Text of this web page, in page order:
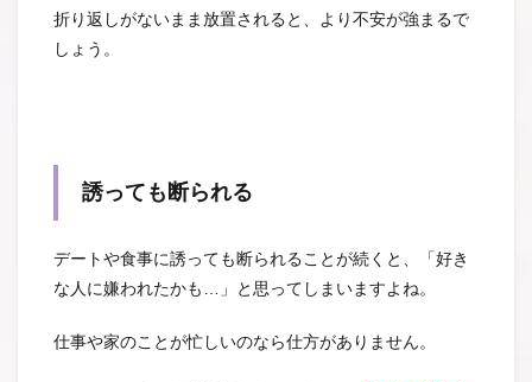
折り返しがないまま放置されると、より不安が強まるで
しょう。
誘っても断られる
デートや食事に誘っても断られることが続くと、「好き
な人に嫌われたかも…」と思ってしまいますよね。
仕事や家のことが忙しいのなら仕方がありません。